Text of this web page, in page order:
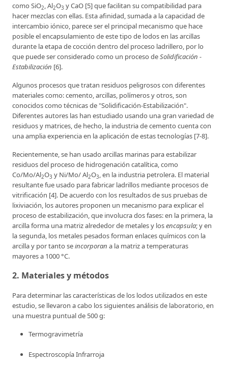
como SiO2, Al2O3 y CaO [5] que facilitan su compatibilidad para
hacer mezclas con ellas. Esta afinidad, sumada a la capacidad de
intercambio iónico, parece ser el principal mecanismo que hace
posible el encapsulamiento de este tipo de lodos en las arcillas
durante la etapa de cocción dentro del proceso ladrillero, por lo
que puede ser considerado como un proceso deSolidificación -
Estabilización [6].
Algunos procesos que tratan residuos peligrosos con diferentes
materiales como: cemento, arcillas, polímeros y otros, son
conocidos como técnicas de "Solidificación-Estabilización".
Diferentes autores las han estudiado usando una gran variedad de
residuos y matrices, de hecho, la industria de cemento cuenta con
una amplia experiencia en la aplicación de estas tecnologías [7-8].
Recientemente, se han usado arcillas marinas para estabilizar
residuos del proceso de hidrogenación catalítica, como
Co/Mo/Al2O3 y Ni/Mo/ Al2O3, en la industria petrolera. El material
resultante fue usado para fabricar ladrillos mediante procesos de
vitrificación [4]. De acuerdo con los resultados de sus pruebas de
lixiviación, los autores proponen un mecanismo para explicar el
proceso de estabilización, que involucra dos fases: en la primera, la
arcilla forma una matriz alrededor de metales y losencapsula; y en
la segunda, los metales pesados forman enlaces químicos con la
arcilla y por tanto seincorporan a la matriz a temperaturas
mayores a 1000 °C.
2. Materiales y métodos
Para determinar las características de los lodos utilizados en este
estudio, se llevaron a cabo los siguientes análisis de laboratorio, en
una muestra puntual de 500 g:
Termogravimetría
Espectroscopía Infrarroja